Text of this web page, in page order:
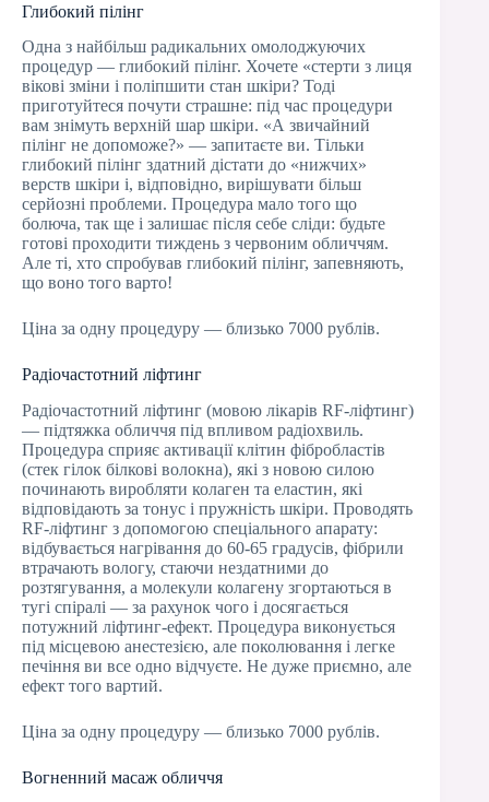
Глибокий пілінг
Одна з найбільш радикальних омолоджуючих
процедур — глибокий пілінг. Хочете «стерти з лиця
вікові зміни і поліпшити стан шкіри? Тоді
приготуйтеся почути страшне: під час процедури
вам знімуть верхній шар шкіри. «А звичайний
пілінг не допоможе?» — запитаєте ви. Тільки
глибокий пілінг здатний дістати до «нижчих»
верств шкіри і, відповідно, вирішувати більш
серйозні проблеми. Процедура мало того що
болюча, так ще і залишає після себе сліди: будьте
готові проходити тиждень з червоним обличчям.
Але ті, хто спробував глибокий пілінг, запевняють,
що воно того варто!
Ціна за одну процедуру — близько 7000 рублів.
Радіочастотний ліфтинг
Радіочастотний ліфтинг (мовою лікарів RF-ліфтинг)
— підтяжка обличчя під впливом радіохвиль.
Процедура сприяє активації клітин фібробластів
(стек гілок білкові волокна), які з новою силою
починають виробляти колаген та еластин, які
відповідають за тонус і пружність шкіри. Проводять
RF-ліфтинг з допомогою спеціального апарату:
відбувається нагрівання до 60-65 градусів, фібрили
втрачають вологу, стаючи нездатними до
розтягування, а молекули колагену згортаються в
тугі спіралі — за рахунок чого і досягається
потужний ліфтинг-ефект. Процедура виконується
під місцевою анестезією, але поколювання і легке
печіння ви все одно відчуєте. Не дуже приємно, але
ефект того вартий.
Ціна за одну процедуру — близько 7000 рублів.
Вогненний масаж обличчя